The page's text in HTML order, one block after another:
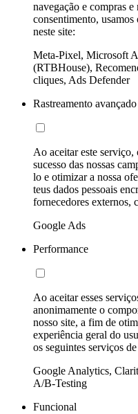
navegação e compras
consentimento, usamos
neste site:
Meta-Pixel, Microsoft
(RTBHouse),
cliques, Ads Defender
Rastreamento
Ao aceitar este
sucesso das nossas
lo e otimizar a nossa
teus dados pessoais
fornecedores externos,
Google Ads
Performance
Ao aceitar esses
anonimamente o
nosso site, a fim de
experiência geral do
os seguintes serviços
Google Analytics,
A/B-Testing
Funcional